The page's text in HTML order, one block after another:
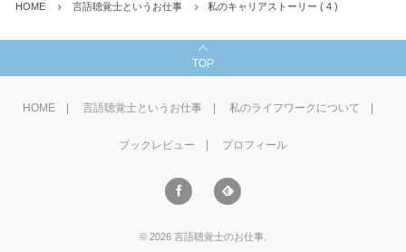
HOME 言語聴覚士というお仕事 私のキャリアストーリー ( 4 )
TOP
HOME 言語聴覚士というお仕事 私のライフワークについて
ブックレビュー プロフィール
© 2026 言語聴覚士のお仕事